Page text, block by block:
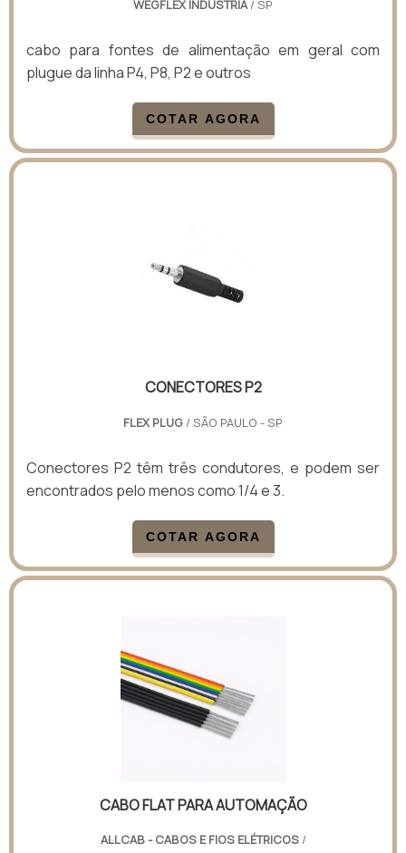
WEGFLEX INDUSTRIA/ SP
cabo para fontes de alimentação em geral com
plugue da linha P4, P8, P2 e outros
COTAR AGORA
CONECTORES P2
FLEX PLUG / SÃO PAULO - SP
Conectores P2 têm três condutores, e podem ser
encontrados pelo menos como 1/4 e 3.
COTAR AGORA
CABO FLAT PARA AUTOMAÇÃO
ALLCAB - CABOS E FIOS ELÉTRICOS/